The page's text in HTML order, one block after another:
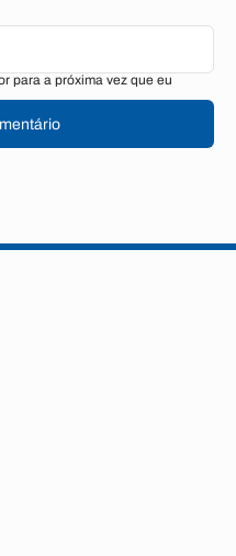
para a próxima vez que eu